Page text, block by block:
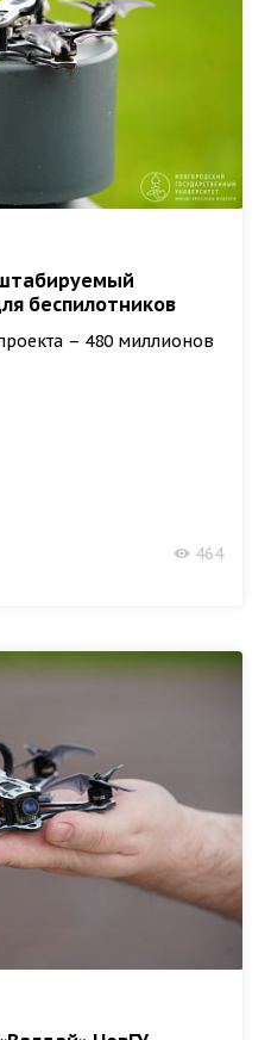
беспилотников
– 480 миллионов
464